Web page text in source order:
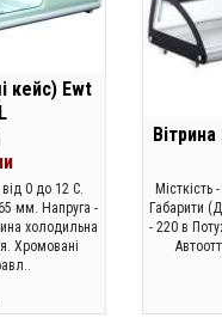
кейс) Ewt
0 до 12 C.
мм. Напруга -
холодильна
Хромовані
Габарити
- 220 в